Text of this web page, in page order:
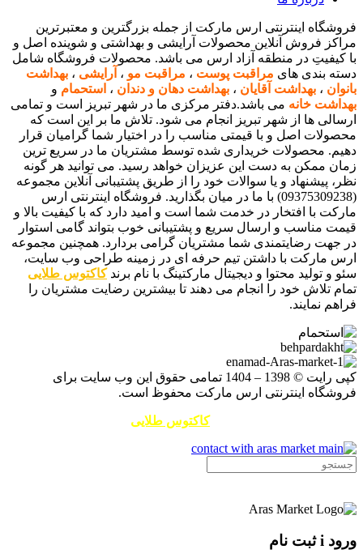
فروشگاه اینترنتی ارس مارکت از جمله بزرگترین و معتبرترین
مراکز فروش آنلاین محصولات آرایشی و بهداشتی و شوینده اصل و
با کیفیتِ در منطقه آزاد ارس می باشد. محصولات فروشگاه شامل
دسته بندی های مراقبت پوست ، مراقبت مو ، آرایشی ، بهداشت
بانوان ، بهداشت آقایان ، بهداشت دهان و دندان ، استحمام و
بهداشت خانه می باشد.دفتر مرکزی ما در شهر تبریز است و تمامی
ارسالی ها از شهر تبریز انجام می شود. تلاش ما بر این است که
محصولات اصل و با قیمتی مناسب را در اختیار شما گرامیان قرار
دهیم. محصولات خریداری شده توسط مشتریان ما در سریع ترین
زمان ممکن به دست این عزیزان خواهد رسید. می توانید هر گونه
نظر، پیشنهاد و یا سوالات خود را از طریق پشتیبانی آنلاین مجموعه
(09375309238) با ما در میان بگذارید. فروشگاه اینترنتی ارس
مارکت با افتخار در خدمت شما است و امید دارد که با کیفیت بالا و
قیمت مناسب و ارسال سریع و پشتیبانی خوب بتواند گامی استوار
در جهت رضایتمندی شما مشتریان گرامی بردارد. همچنین مجموعه
ارس مارکت با داشتن تیم حرفه ای در زمینه طراحی وب سایت،
سئو و تولید محتوا و دیجیتال مارکتینگ با نام برند کاکتوس طلایی
تمام تلاش خود را انجام می دهند تا بیشترین رضایت مشتریان را
فراهم نمایند.
کپی رایت © 1398 – 1404 تمامی حقوق این وب سایت برای
فروشگاه اینترنتی ارس مارکت محفوظ است.
کاکتوس طلایی
ورود i ثبت نام